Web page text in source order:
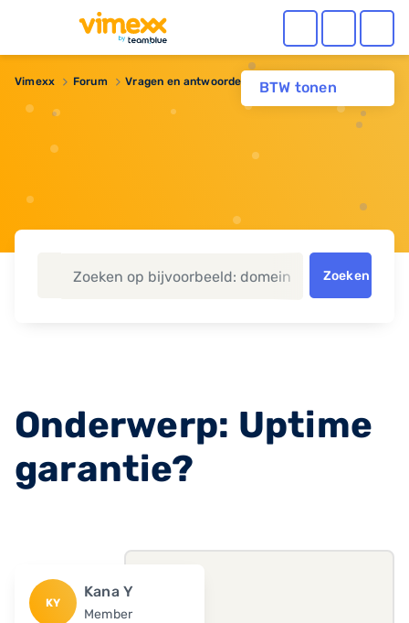
BTW tonen
Vimexx Forum Vragen en antwoorden Uptime garantie?
Zoeken
Onderwerp: Uptime
garantie?
KY
Kana Y
Member